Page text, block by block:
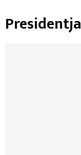
Presidentja